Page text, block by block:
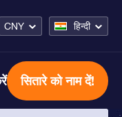
CNY हिन्दी
सितारे को नाम दें!